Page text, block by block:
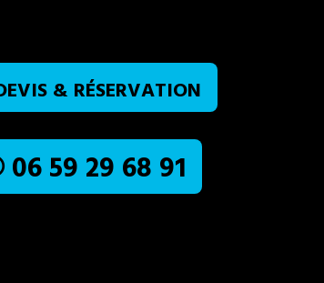
& RÉSERVATION
59 29 68 91